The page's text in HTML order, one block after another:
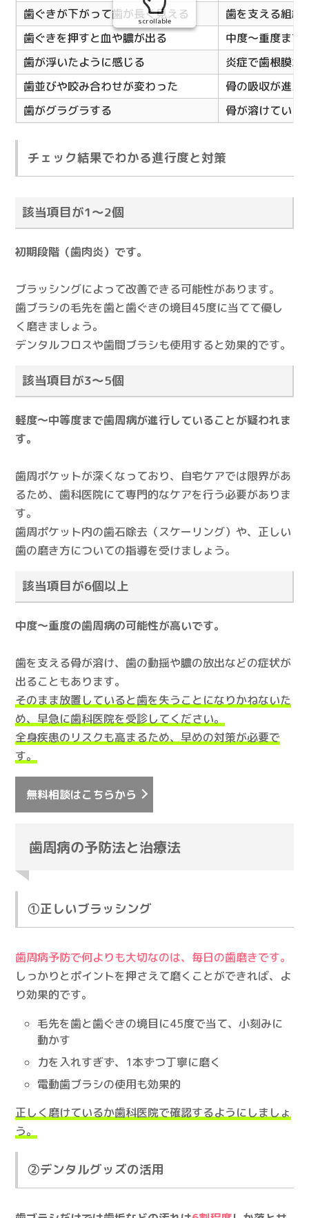
歯ぐきが下がって歯が長く見える
歯を支える組織
歯ぐきを押すと血や膿が出る
中度〜重度まで
歯が浮いたように感じる
炎症で歯根膜が
歯並びや咬み合わせが変わった
骨の吸収が進ん
歯がグラグラする
骨が溶けている
scrollable
チェック結果でわかる進行度と対策
該当項目が1〜2個
初期段階（歯肉炎）です。
ブラッシングによって改善できる可能性があります。
歯ブラシの毛先を歯と歯ぐきの境目45度に当てて優し
く磨きましょう。
デンタルフロスや歯間ブラシも使用すると効果的です。
該当項目が3〜5個
軽度〜中等度まで歯周病が進行していることが疑われま
す。
歯周ポケットが深くなっており、自宅ケアでは限界があ
るため、歯科医院にて専門的なケアを行う必要がありま
す。
歯周ポケット内の歯石除去（スケーリング）や、正しい
歯の磨き方についての指導を受けましょう。
該当項目が6個以上
中度〜重度の歯周病の可能性が高いです。
歯を支える骨が溶け、歯の動揺や膿の放出などの症状が
出ることもあります。
そのまま放置していると歯を失うことになりかねないた
め、早急に歯科医院を受診してください。
全身疾患のリスクも高まるため、早めの対策が必要で
す。
無料相談はこちらから
歯周病の予防法と治療法
①正しいブラッシング
歯周病予防で何よりも大切なのは、毎日の歯磨きです。
しっかりとポイントを押さえて磨くことができれば、よ
り効果的です。
毛先を歯と歯ぐきの境目に45度で当て、小刻みに
動かす
力を入れすぎず、1本ずつ丁寧に磨く
電動歯ブラシの使用も効果的
正しく磨けているか歯科医院で確認するようにしましょ
う。
②デンタルグッズの活用